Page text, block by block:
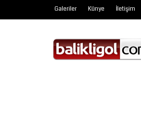
Galeriler Künye İletişim